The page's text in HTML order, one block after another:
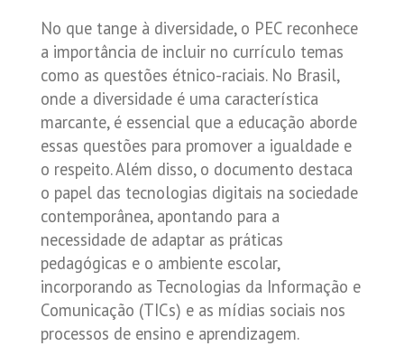
No que tange à diversidade, o PEC reconhece
a importância de incluir no currículo temas
como as questões étnico-raciais. No Brasil,
onde a diversidade é uma característica
marcante, é essencial que a educação aborde
essas questões para promover a igualdade e
o respeito. Além disso, o documento destaca
o papel das tecnologias digitais na sociedade
contemporânea, apontando para a
necessidade de adaptar as práticas
pedagógicas e o ambiente escolar,
incorporando as Tecnologias da Informação e
Comunicação (TICs) e as mídias sociais nos
processos de ensino e aprendizagem.